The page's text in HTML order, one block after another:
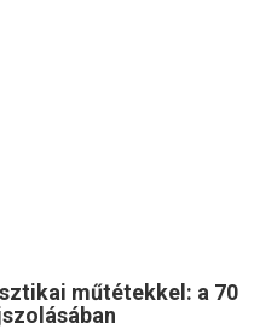
műtétekkel: a 70